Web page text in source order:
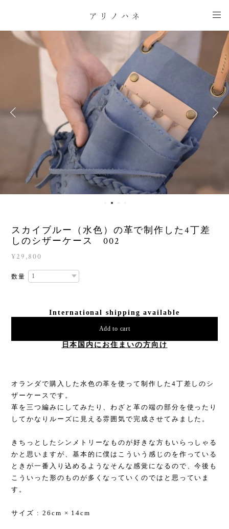
スカイブルー（水色）の革で制作した4丁差
しのシザーケース 002
¥29,800
数量
International shipping available
Add to cart
日本国内にお住まいの方向け
オランダで購入した水色の革を使って制作した4丁差しのシ
ザーケースです。
革を三つ編みにしてみたり、わざと革の端の部分を使ったり
してかなりルーズに見える雰囲気で完成させてみました。
きちっとしたシンメトリーなものが好きな方もいらっしゃる
かと思いますが、基本的に僕はこういう感じのを作っている
ときが一番入り込めるようなそんな感覚になるので、今後も
こういった形のものが多くなっていくのではと思っていま
す。
サイズ : 26cm × 14cm